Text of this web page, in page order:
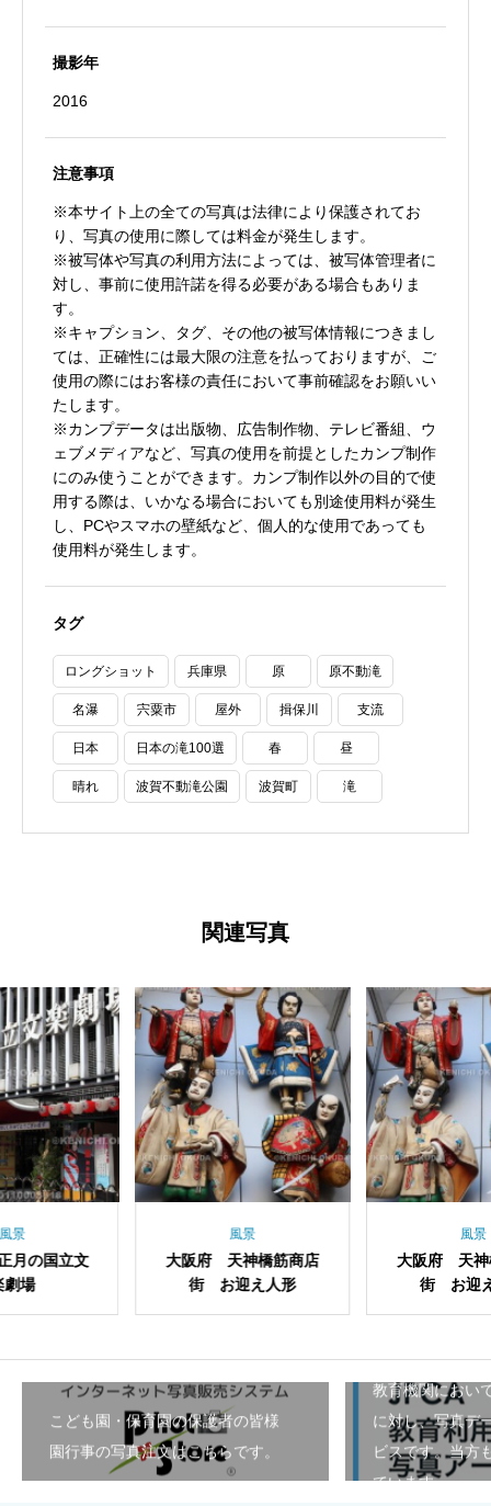
撮影年
2016
注意事項
※本サイト上の全ての写真は法律により保護されてお
り、写真の使用に際しては料金が発生します。
※被写体や写真の利用方法によっては、被写体管理者に
対し、事前に使用許諾を得る必要がある場合もありま
す。
※キャプション、タグ、その他の被写体情報につきまし
ては、正確性には最大限の注意を払っておりますが、ご
使用の際にはお客様の責任において事前確認をお願いい
たします。
※カンプデータは出版物、広告制作物、テレビ番組、ウ
ェブメディアなど、写真の使用を前提としたカンプ制作
にのみ使うことができます。カンプ制作以外の目的で使
用する際は、いかなる場合においても別途使用料が発生
し、PCやスマホの壁紙など、個人的な使用であっても
使用料が発生します。
タグ
ロングショット 兵庫県 原 原不動滝
名瀑 宍粟市 屋外 揖保川 支流
日本 日本の滝100選 春 昼
晴れ 波賀不動滝公園 波賀町 滝
関連写真
府 天神橋筋商店
街 お迎え人形
大阪府 天神橋筋商店
街 お迎え人形
大阪
お
こども園・保育園の保護者の皆様
園行事の写真注文はこちらです。
教育機関におい
に対し、写真デ
ビスです。当方
ています。